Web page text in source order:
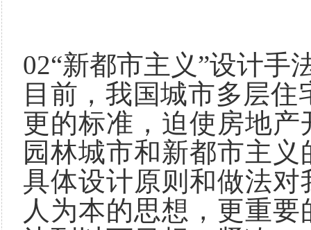
02“新都市主义”设计手
目前，我国城市多层
更的标准，迫使房地
园林城市和新都市主
具体设计原则和做法
人为本的思想，更重